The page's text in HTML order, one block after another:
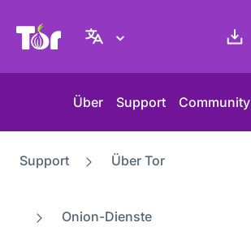
Tor-Projekt Webseite
Über Support Community
Support Über Tor
Onion-Dienste